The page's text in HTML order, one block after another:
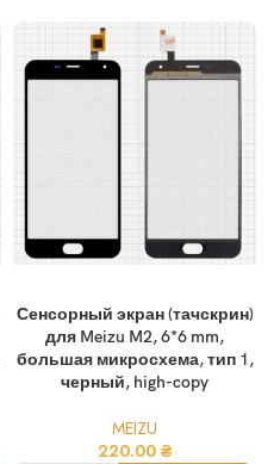
Сенсорный экран (тачскрин)
для Meizu M2, 6*6 mm,
большая микросхема, тип 1,
черный, high-copy
MEIZU
220.00 ₴